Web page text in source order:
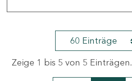
60 Einträge
Zeige 1 bis 5 von 5 Einträgen.